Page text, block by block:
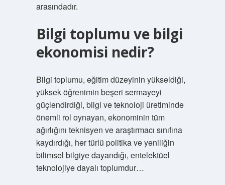
arasındadır.
Bilgi toplumu ve bilgi
ekonomisi nedir?
Bilgi toplumu, eğitim düzeyinin yükseldiği,
yüksek öğrenimin beşeri sermayeyi
güçlendirdiği, bilgi ve teknoloji üretiminde
önemli rol oynayan, ekonominin tüm
ağırlığını teknisyen ve araştırmacı sınıfına
kaydırdığı, her türlü politika ve yeniliğin
bilimsel bilgiye dayandığı, entelektüel
teknolojiye dayalı toplumdur…